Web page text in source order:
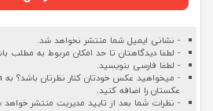
- نشانی ایمیل شما منتشر نخواهد شد.
- لطفا دیدگاهتان تا حد امکان مربوط به مطلب
- لطفا فارسی بنویسید.
- میخواهید عکس خودتان کنار نظرتان باشد؟ به
عکستان را اضافه کنید.
- نظرات شما بعد از تایید مدیریت منتشر